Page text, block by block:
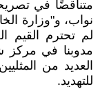
متناقضًا في
نواب، و"وزارة
لم تحترم القيم
مدوبنا في مركز
العديد من
للتهديد.